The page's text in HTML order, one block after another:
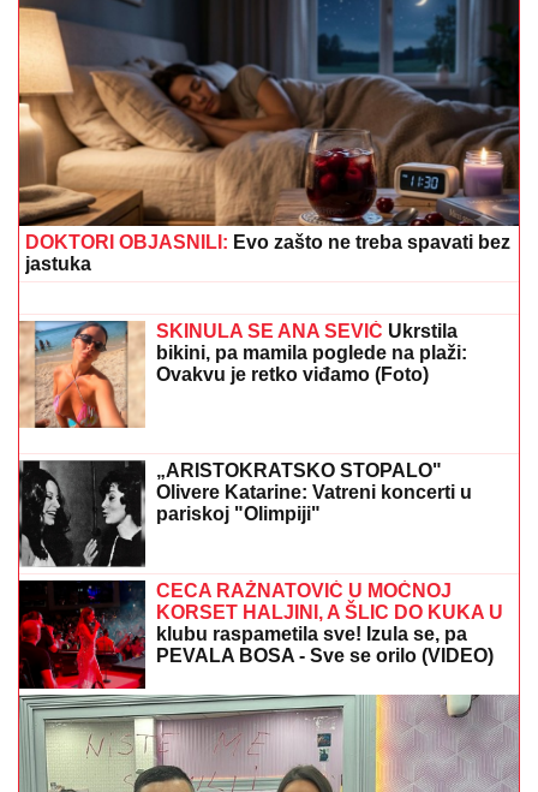
VUKAO ŽENU ZA KOSU, PA JE ŠTAPOM UDARIO
DIREKTNO U GLAVU! Jezivo nasilje u porodici:
Istrčala na ulicu u panici, nasilnik je stigao, prolaznici
sprečili katastrofu
PILEĆA SUPA SA POVRĆEM I
KNEDLAMA: Domaća i puna ukusa
venčanici, on u odelu sa crvenom
kravatom: Ne skidaju osmeh pred
crkveno venčanje
GOCA BOŽINOVSKA SA PORODICOM U GRČKOJ!
Snajka Bojana grmi u kupaćem, pevačica se sunča:
Oglasila se sa jahte, ovako se baškare (FOTO)
Sita Ahmić ga je predstavila kao
nepriznatog sina Asmina Durdžića, a
sada je otkriven njegov identitet i
zapravo je reč o poznatoj osobi!